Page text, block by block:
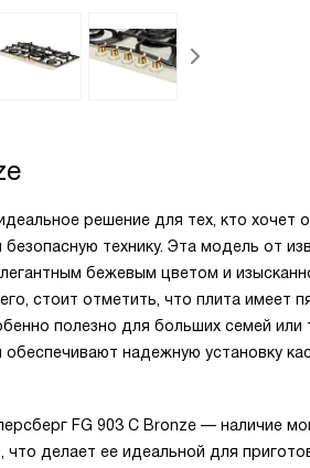
решение для тех, кто хочет
технику. Эта модель от
бежевым цветом и
стоит отметить, что плита имеет
полезно для больших семей или
надежную установку
FG 903 C Bronze — наличие
делает ее идеальной для